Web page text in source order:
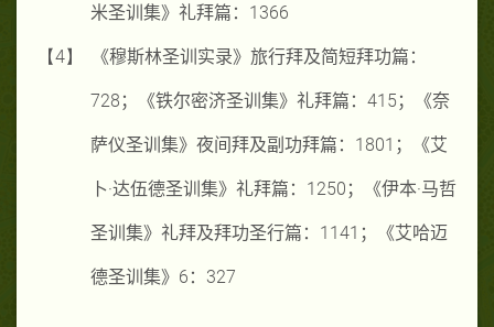
米圣训集》礼拜篇： 1366
【4】 《穆斯林圣训实录》旅行拜及简短拜功篇：
728 ；《铁尔密济圣训集》礼拜篇： 415 ；《奈
萨仪圣训集》夜间拜及副功拜篇： 1801 ；《艾
卜·达伍德圣训集》礼拜篇： 1250 ；《伊本·马哲
圣训集》礼拜及拜功圣行篇： 1141 ；《艾哈迈
德圣训集》 6 ： 327